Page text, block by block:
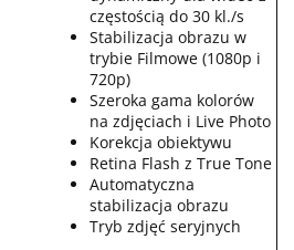
częstością do 30 kl./s
Stabilizacja obrazu w
trybie Filmowe (1080p i
720p)
Szeroka gama kolorów
na zdjęciach i Live Photo
Korekcja obiektywu
Retina Flash z True Tone
Automatyczna
stabilizacja obrazu
Tryb zdjęć seryjnych